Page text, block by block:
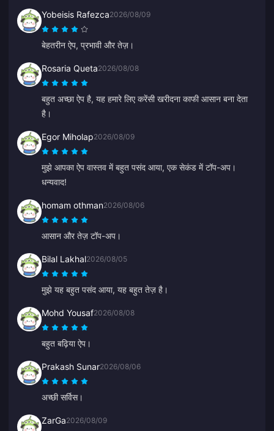
Yobeisis Rafezca2026/08/09
बेहतरीन ऐप, प्रभावी और तेज़।
Rosaria Queta2026/08/08
बहुत अच्छा ऐप है, यह हमारे लिए करेंसी खरीदना काफी आसान बना देता
है।
Egor Miholap2026/08/09
मुझे आपका ऐप वास्तव में बहुत पसंद आया, एक सेकंड में टॉप-अप।
धन्यवाद!
homam othman2026/08/06
आसान और तेज़ टॉप-अप।
Bilal Lakhal2026/08/05
मुझे यह बहुत पसंद आया, यह बहुत तेज़ है।
Mohd Yousaf2026/08/08
बहुत बढ़िया ऐप।
Prakash Sunar2026/08/06
अच्छी सर्विस।
ZarGa2026/08/09